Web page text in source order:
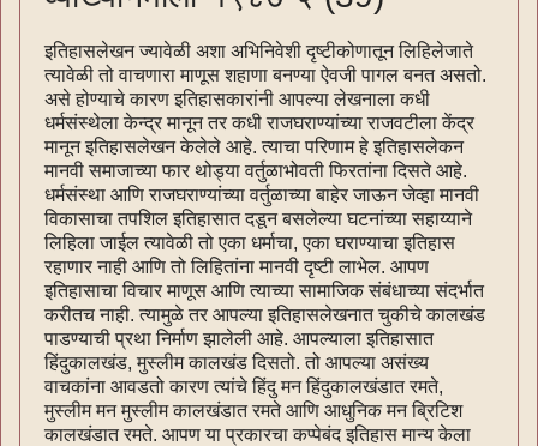
इतिहासलेखन ज्यावेळी अशा अभिनिवेशी दृष्टीकोणातून लिहिलेजाते
त्यावेळी तो वाचणारा माणूस शहाणा बनण्या ऐवजी पागल बनत असतो.
असे होण्याचे कारण इतिहासकारांनी आपल्या लेखनाला कधी
धर्मसंस्थेला केन्द्र मानून तर कधी राजघराण्यांच्या राजवटीला केंद्र
मानून इतिहासलेखन केलेले आहे. त्याचा परिणाम हे इतिहासलेकन
मानवी समाजाच्या फार थोड्या वर्तुळाभोवती फिरतांना दिसते आहे.
धर्मसंस्था आणि राजघराण्यांच्या वर्तुळाच्या बाहेर जाऊन जेव्हा मानवी
विकासाचा तपशिल इतिहासात दडून बसलेल्या घटनांच्या सहाय्याने
लिहिला जाईल त्यावेळी तो एका धर्माचा, एका घराण्याचा इतिहास
रहाणार नाही आणि तो लिहितांना मानवी दृष्टी लाभेल. आपण
इतिहासाचा विचार माणूस आणि त्याच्या सामाजिक संबंधाच्या संदर्भात
करीतच नाही. त्यामुळे तर आपल्या इतिहासलेखनात चुकीचे कालखंड
पाडण्याची प्रथा निर्माण झालेली आहे. आपल्याला इतिहासात
हिंदुकालखंड, मुस्लीम कालखंड दिसतो. तो आपल्या असंख्य
वाचकांना आवडतो कारण त्यांचे हिंदु मन हिंदुकालखंडात रमते,
मुस्लीम मन मुस्लीम कालखंडात रमते आणि आधुनिक मन ब्रिटिश
कालखंडात रमते. आपण या प्रकारचा कप्पेबंद इतिहास मान्य केला